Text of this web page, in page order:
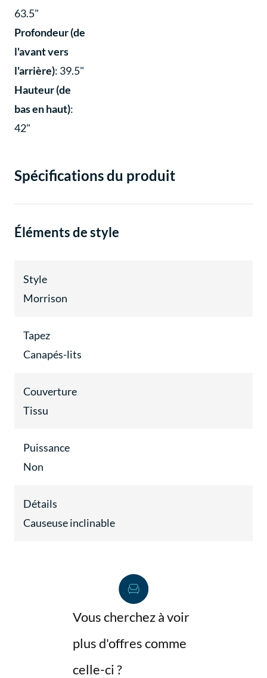
63.5"
Profondeur (de
l'avant vers
l'arrière): 39.5"
Hauteur (de
bas en haut):
42"
Spécifications du produit
Éléments de style
Style
Morrison
Tapez
Canapés-lits
Couverture
Tissu
Puissance
Non
Détails
Causeuse inclinable
Vous cherchez à voir
plus d'offres comme
celle-ci ?